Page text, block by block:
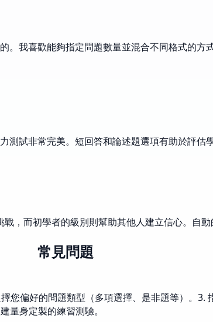
我喜歡能夠指定問題數量並混合不同格式的方
試非常完美。短回答和論述題選項有助於評估
，而初學者的級別則幫助其他人建立信心。自
常見問題
偏好的問題類型（多項選擇、是非題等）。3.
量身定製的練習測驗。